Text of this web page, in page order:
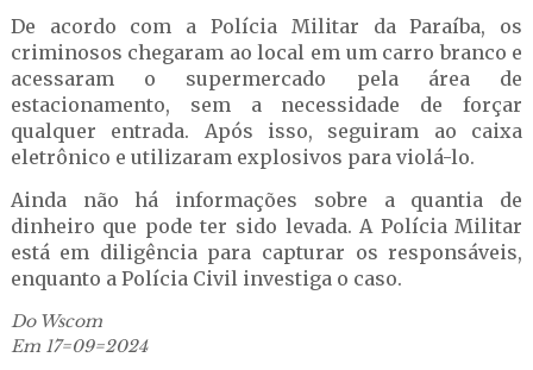
De acordo com a Polícia Militar da Paraíba, os
criminosos chegaram ao local em um carro branco e
acessaram o supermercado pela área de
estacionamento, sem a necessidade de forçar
qualquer entrada. Após isso, seguiram ao caixa
eletrônico e utilizaram explosivos para violá-lo.
Ainda não há informações sobre a quantia de
dinheiro que pode ter sido levada. A Polícia Militar
está em diligência para capturar os responsáveis,
enquanto a Polícia Civil investiga o caso.
Do Wscom
Em 17=09=2024